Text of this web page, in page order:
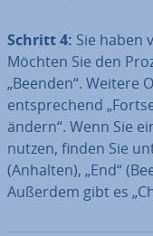
Schritt 4: Sie haben
Möchten Sie den
„Beenden“. Weitere
ent­spre­chend
ändern“. Wenn Sie
nutzen, finden Sie
(Anhalten), „End“
Außerdem gibt es